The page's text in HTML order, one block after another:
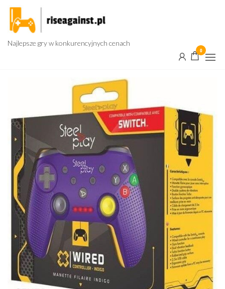
Przejdź
treści
Najlepsze gry w konkurencyjnych cenach
0